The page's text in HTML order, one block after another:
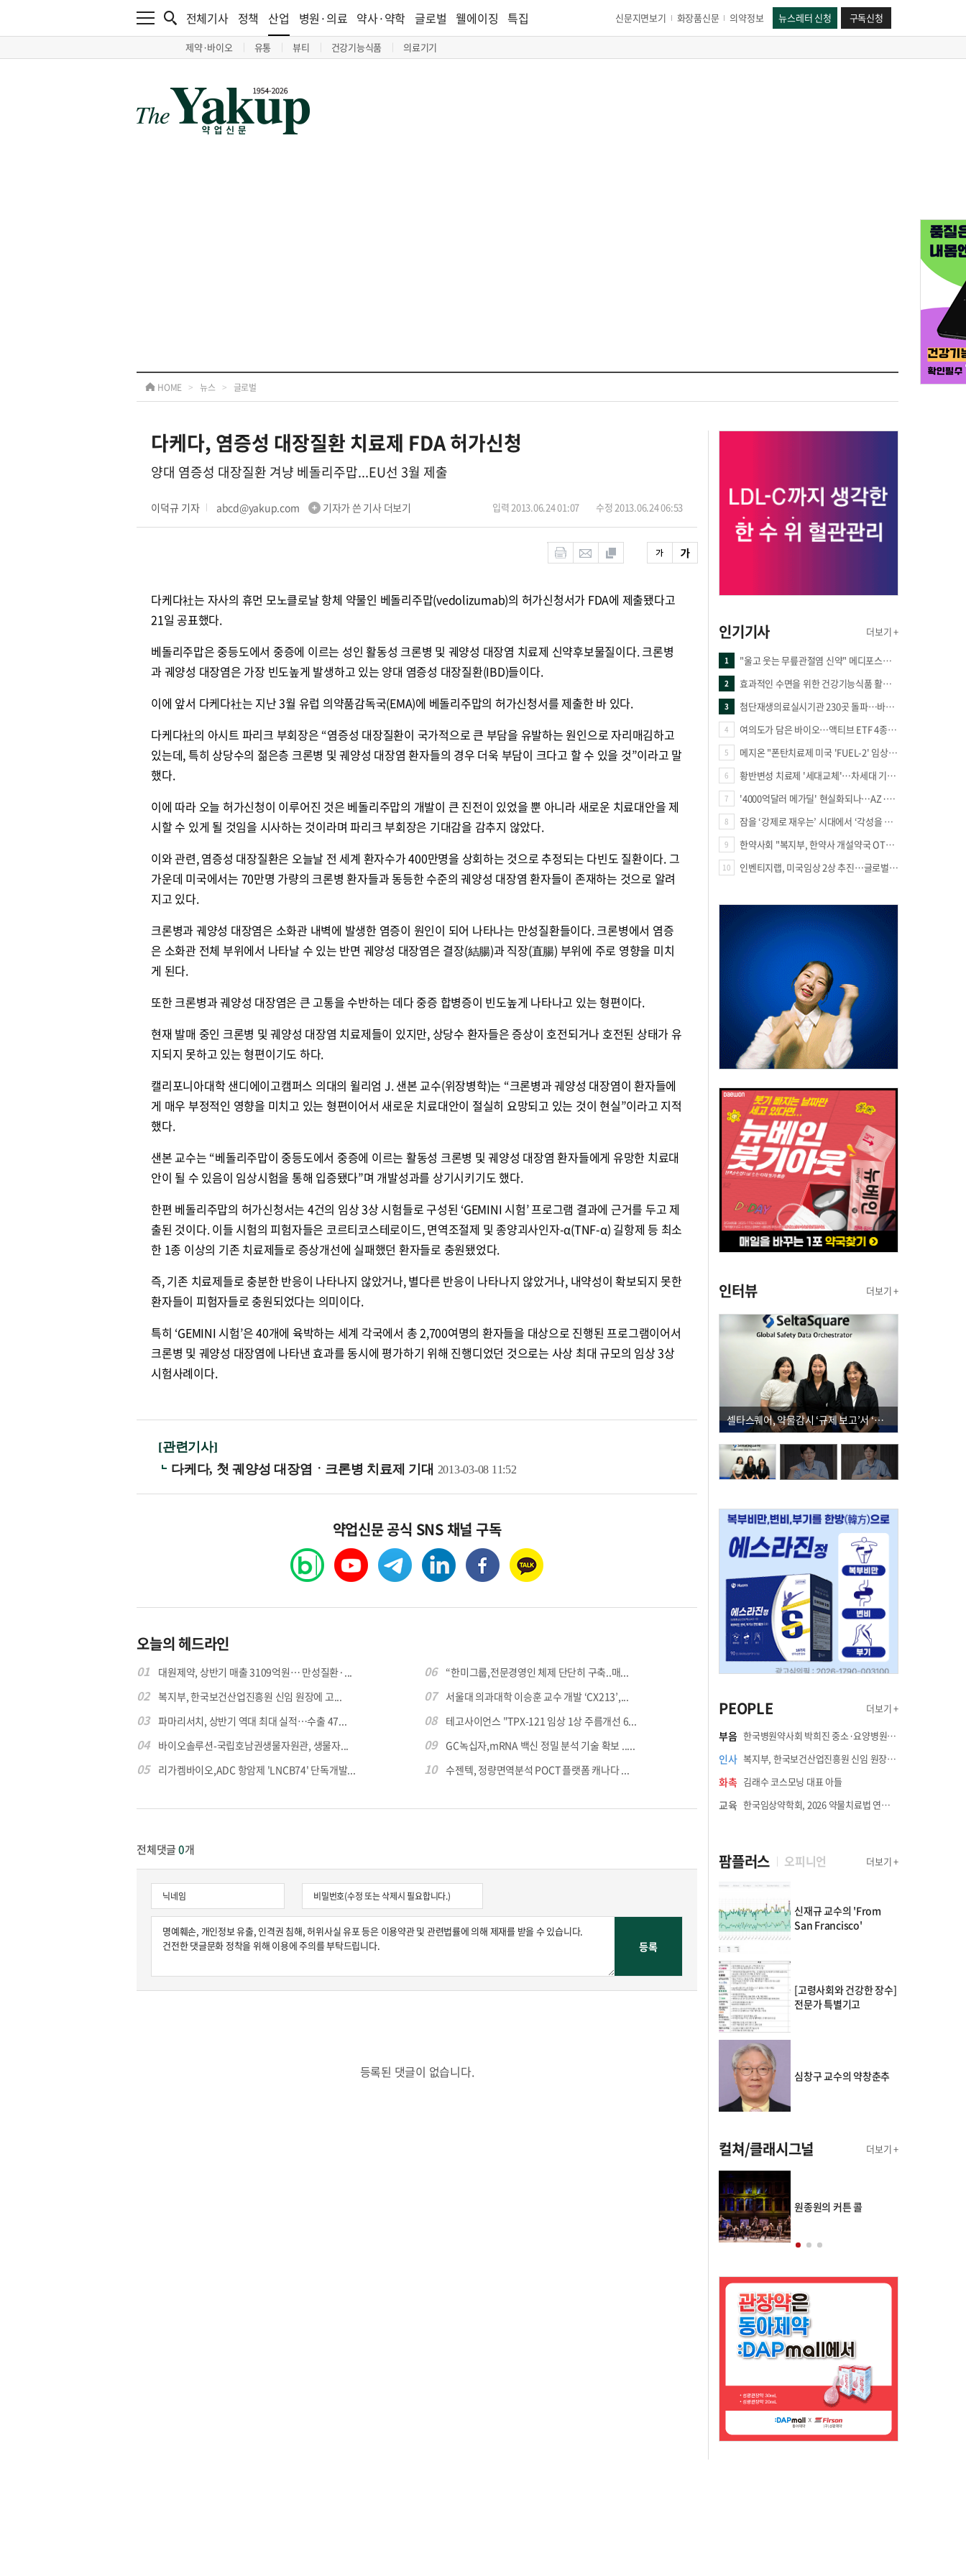
전체기사 정책 산업
제약·바이오 유통 뷰티 건강기능식품 의료기기
병원·의료 약사·약학 글로벌 웰에이징 특집 신문지면보기 화장품신문 의약정보 뉴스레터 신청 구독신청
HOME > 뉴스 > 글로벌
다케다, 염증성 대장질환 치료제 FDA 허가신청
양대 염증성 대장질환 겨냥 베돌리주맙...EU선 3월 제출
이덕규 기자 abcd@yakup.com 기자가 쓴 기사 더보기 입력 2013.06.24 01:07 수정 2013.06.24 06:53
다케다社는 자사의 휴먼 모노클로날 항체 약물인 베돌리주맙(vedolizumab)의 허가신청서가 FDA에 제출됐다고
21일 공표했다.
베돌리주맙은 중등도에서 중증에 이르는 성인 활동성 크론병 및 궤양성 대장염 치료제 신약후보물질이다. 크론병
과 궤양성 대장염은 가장 빈도높게 발생하고 있는 양대 염증성 대장질환(IBD)들이다.
이에 앞서 다케다社는 지난 3월 유럽 의약품감독국(EMA)에 베돌리주맙의 허가신청서를 제출한 바 있다.
다케다社의 아시트 파리크 부회장은 “염증성 대장질환이 국가적으로 큰 부담을 유발하는 원인으로 자리매김하고
있는데, 특히 상당수의 젊은층 크론병 및 궤양성 대장염 환자들의 경우 더욱 부담이 크다고 할 수 있을 것”이라고 말
했다.
이에 따라 오늘 허가신청이 이루어진 것은 베돌리주맙의 개발이 큰 진전이 있었을 뿐 아니라 새로운 치료대안을 제
시할 수 있게 될 것임을 시사하는 것이라며 파리크 부회장은 기대감을 감추지 않았다.
이와 관련, 염증성 대장질환은 오늘날 전 세계 환자수가 400만명을 상회하는 것으로 추정되는 다빈도 질환이다. 그
가운데 미국에서는 70만명 가량의 크론병 환자들과 동등한 수준의 궤양성 대장염 환자들이 존재하는 것으로 알려
지고 있다.
크론병과 궤양성 대장염은 소화관 내벽에 발생한 염증이 원인이 되어 나타나는 만성질환들이다. 크론병에서 염증
은 소화관 전체 부위에서 나타날 수 있는 반면 궤양성 대장염은 결장(結腸)과 직장(直腸) 부위에 주로 영향을 미치
게 된다.
또한 크론병과 궤양성 대장염은 큰 고통을 수반하는 데다 중증 합병증이 빈도높게 나타나고 있는 형편이다.
현재 발매 중인 크론병 및 궤양성 대장염 치료제들이 있지만, 상당수 환자들은 증상이 호전되거나 호전된 상태가 유
지되지 못하고 있는 형편이기도 하다.
캘리포니아대학 샌디에이고캠퍼스 의대의 윌리엄 J. 샌본 교수(위장병학)는 “크론병과 궤양성 대장염이 환자들에
게 매우 부정적인 영향을 미치고 있는 형편이어서 새로운 치료대안이 절실히 요망되고 있는 것이 현실”이라고 지적
했다.
샌본 교수는 “베돌리주맙이 중등도에서 중증에 이르는 활동성 크론병 및 궤양성 대장염 환자들에게 유망한 치료대
안이 될 수 있음이 임상시험을 통해 입증됐다”며 개발성과를 상기시키기도 했다.
한편 베돌리주맙의 허가신청서는 4건의 임상 3상 시험들로 구성된 ‘GEMINI 시험’ 프로그램 결과에 근거를 두고 제
출된 것이다. 이들 시험의 피험자들은 코르티코스테로이드, 면역조절제 및 종양괴사인자-α(TNF-α) 길항제 등 최소
한 1종 이상의 기존 치료제들로 증상개선에 실패했던 환자들로 충원됐었다.
즉, 기존 치료제들로 충분한 반응이 나타나지 않았거나, 별다른 반응이 나타나지 않았거나, 내약성이 확보되지 못한
환자들이 피험자들로 충원되었다는 의미이다.
특히 ‘GEMINI 시험’은 40개에 육박하는 세계 각국에서 총 2,700여명의 환자들을 대상으로 진행된 프로그램이어서
크론병 및 궤양성 대장염에 나타낸 효과를 동시에 평가하기 위해 진행디었던 것으로는 사상 최대 규모의 임상 3상
시험사례이다.
[관련기사]
다케다, 첫 궤양성 대장염ㆍ크론병 치료제 기대 2013-03-08 11:52
약업신문 공식 SNS 채널 구독
오늘의 헤드라인
01 대원제약, 상반기 매출 3109억원… 만성질환·...
02 복지부, 한국보건산업진흥원 신임 원장에 고...
03 파마리서치, 상반기 역대 최대 실적…수출 47...
04 바이오솔루션-국립호남권생물자원관, 생물자...
05 리가켐바이오,ADC 항암제 'LNCB74' 단독개발...
06 “한미그룹,전문경영인 체제 단단히 구축..매...
07 서울대 의과대학 이승훈 교수 개발 ‘CX213’,...
08 테고사이언스 "TPX-121 임상 1상 주름개선 6...
09 GC녹십자,mRNA 백신 정밀 분석 기술 확보 .....
10 수젠텍, 정량면역분석 POCT 플랫폼 캐나다 ...
전체댓글0개
등록된 댓글이 없습니다.
인기기사 더보기 +
1 "울고 웃는 무릎관절염 신약" 메디포스트·강스템·네이처셀 전진, 코오롱티슈진 반전 과제
2 효과적인 수면을 위한 건강기능식품 활용법
3 첨단재생의료실시기관 230곳 돌파…바이오 새 시장 꿈틀
4 여의도가 담은 바이오…액티브 ETF 4종의 선택은
5 메지온 "폰탄치료제 미국 'FUEL-2' 임상 프로토콜 영국 승인"
6 황반변성 치료제 '세대교체'…차세대 기전 경쟁 본격화
7 '4000억달러 메가딜' 현실화되나…AZ·BMS 합병설에 글로벌 제약업계 촉각
8 잠을 ‘강제로 재우는’ 시대에서 ‘각성을 낮추는’ 시대로
9 한약사회 "복지부, 한약사 개설약국 OTC 공급 방해 더는 방관 말아야"
10 인벤티지랩, 미국임상 2상 추진…글로벌 팁스 통해 정부 지원 60억원 확보
인터뷰 더보기 +
셀타스퀘어, 약물감시 ‘규제 보고’서 ‘데이터 의사결정’으로 "PVX 전환 요구 커진다"
PEOPLE 더보기 +
부음 한국병원약사회 박희진 중소·요양병원이사(충청북도 청주의료원 약제팀장) 부친상
인사 복지부, 한국보건산업진흥원 신임 원장에 고상백 교수 임명
화촉 김래수 코스모닝 대표 아들
교육 한국임상약학회, 2026 약물치료법 연수강좌 8월 21일 개최
팜플러스 오피니언 더보기 +
신재규 교수의 'From
San Francisco'
[고령사회와 건강한 장수]
전문가 특별기고
심창구 교수의 약창춘추
컬쳐/클래시그널 더보기 +
원종원의 커튼 콜